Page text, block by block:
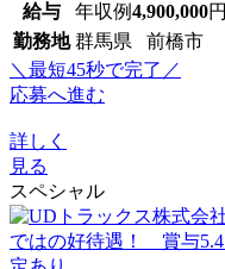
給与 年収例4,900,000円
勤務地 群馬県 前橋市
＼最短45秒で完了／
応募へ進む
詳しく
見る
スペシャル